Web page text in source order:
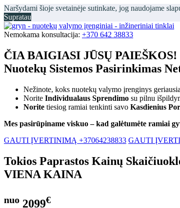
Naršydami šioje svetainėje sutinkate, jog naudojame
Supratau
Nemokama konsultacija: +370 642 38833
ČIA BAIGIASI JŪSŲ PAIEŠKOS!
Nuotekų Sistemos Pasirinkimas
Nežinote, koks nuotekų valymo įrenginys
Norite Individualaus Sprendimo su pilnu
Norite tiesiog ramiai tenkinti savo Kasdienius
Mes pasirūpiname viskuo – kad galėtumėte ramiai
GAUTI ĮVERTINIMĄ +37064238833 GAUTI
Tokios Paprastos Kainų
VIENA KAINA
nuo 2099€